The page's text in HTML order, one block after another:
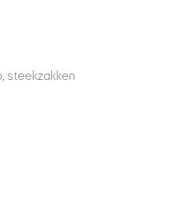
steekzakken